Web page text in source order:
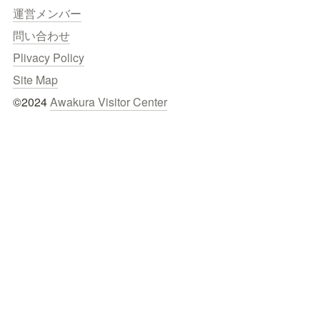
運営メンバー
問い合わせ
Plivacy Policy
Site Map
©2024 Awakura Visitor Center